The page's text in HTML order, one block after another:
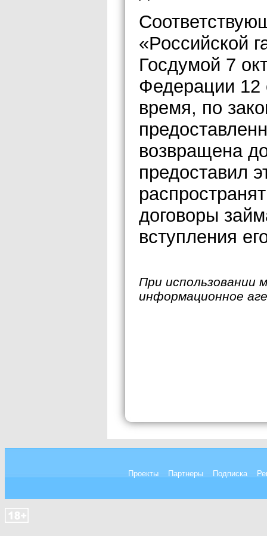
«Российской
Госдумой 7
Федерации 12
время, по
возвращена
предоставил
договоры
вступления
При использовании
информационное
Проекты Партнеры Подписка